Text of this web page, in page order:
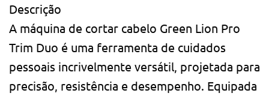
Descrição
A máquina de cortar cabelo Green Lion Pro
Trim Duo é uma ferramenta de cuidados
pessoais incrivelmente versátil, projetada para
precisão, resistência e desempenho. Equipada